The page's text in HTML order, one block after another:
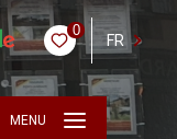
0
FR
MENU